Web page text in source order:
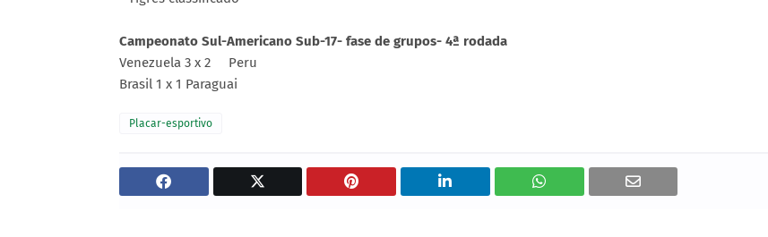
Campeonato Sul-Americano Sub-17- fase de grupos- 4ª rodada
Venezuela 3 x 2 Peru
Brasil 1 x 1 Paraguai
Placar-esportivo